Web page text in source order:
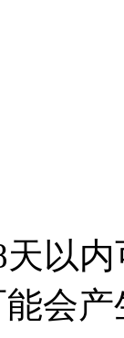
以
会